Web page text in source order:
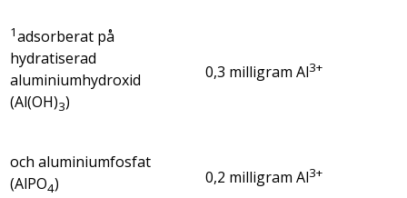
1adsorberat på
hydratiserad
aluminiumhydroxid
(Al(OH)3)
0,3 milligram Al3+
och aluminiumfosfat
(AlPO4) 0,2 milligram Al3+